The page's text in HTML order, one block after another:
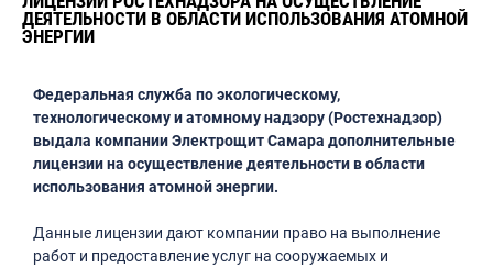
ДЕЯТЕЛЬНОСТИ В ОБЛАСТИ ИСПОЛЬЗОВАНИЯ АТОМНОЙ
ЭНЕРГИИ
Федеральная служба по экологическому,
технологическому и атомному надзору (Ростехнадзор)
выдала компании Электрощит Самара дополнительные
лицензии на осуществление деятельности в области
использования атомной энергии.
Данные лицензии дают компании право на выполнение
работ и предоставление услуг на сооружаемых и